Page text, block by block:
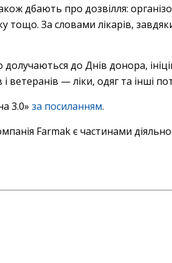
дбають про дозвілля:
тощо. За словами лікарів,
до Днів донора,
ветеранів — ліки, одяг та інші
3.0» за посиланням.
Farmak є частинами